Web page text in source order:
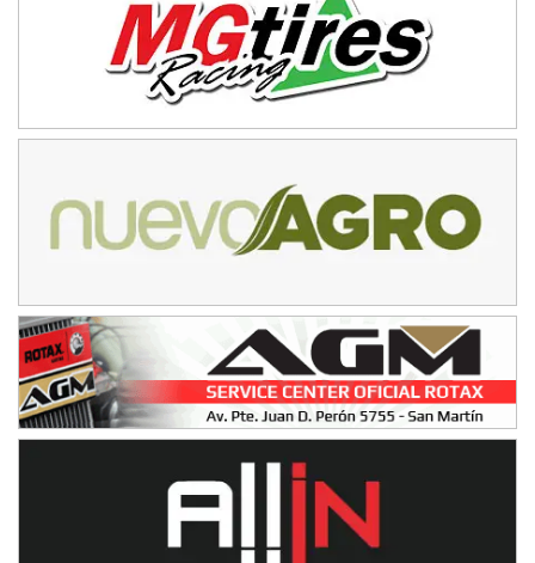
Avellaneda (Santa Fe)
SUR SANTAFESINO - F4
José Samuel Sánchez (Tierra)
El Timbó (Tucumán)